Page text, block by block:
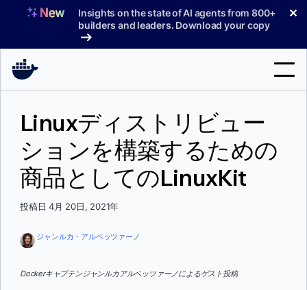
へ
Insights on the state of AI agents from 800+
builders and leaders. Download your copy
✕
サポート
索
Linuxディストリビュー
ションを構築するための
商品としてのLinuxKit
投稿日 4月 20日, 2021年
ジャンルカ・アルベッツァーノ
Dockerキャプテンジャンルカアルベッツァーノによるゲスト投稿